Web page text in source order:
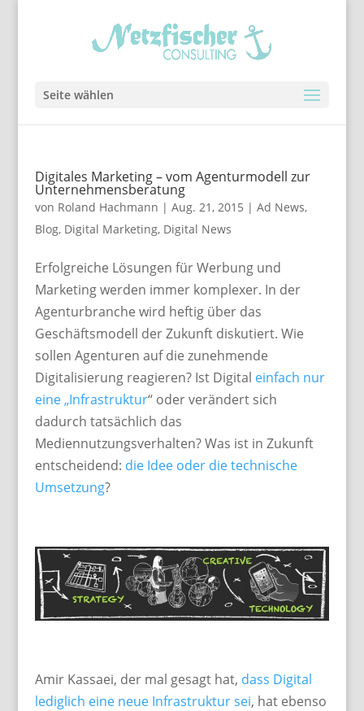
Seite wählen
Digitales Marketing – vom Agenturmodell zur
Unternehmensberatung
von Roland Hachmann | Aug. 21, 2015 | Ad News,
Blog, Digital Marketing, Digital News
Erfolgreiche Lösungen für Werbung und
Marketing werden immer komplexer. In der
Agenturbranche wird heftig über das
Geschäftsmodell der Zukunft diskutiert. Wie
sollen Agenturen auf die zunehmende
Digitalisierung reagieren? Ist Digital einfach nur
eine „Infrastruktur“ oder verändert sich
dadurch tatsächlich das
Mediennutzungsverhalten? Was ist in Zukunft
entscheidend: die Idee oder die technische
Umsetzung?
Amir Kassaei, der mal gesagt hat, dass Digital
lediglich eine neue Infrastruktur sei, hat ebenso